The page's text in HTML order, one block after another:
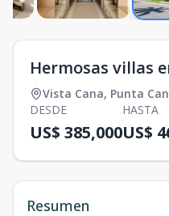
Hermosas villas
Vista Cana, Punta
DESDE
US$ 385,000
HASTA
US$
Resumen